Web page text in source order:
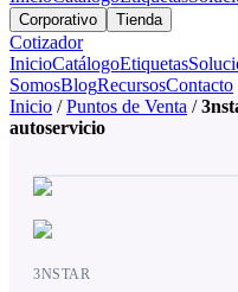
Corporativo Tienda
Cotizador
InicioCatálogoEtiquetas
SomosBlogRecursosContacto
Inicio / Puntos de Venta /
autoservicio
3NSTAR